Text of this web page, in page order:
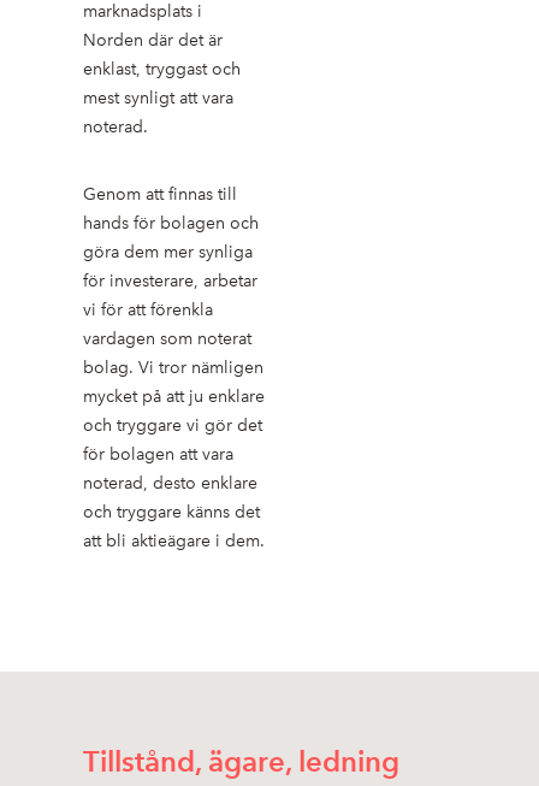
marknadsplats i
Norden där det är
enklast, tryggast och
mest synligt att vara
noterad.
Genom att finnas till
hands för bolagen och
göra dem mer synliga
för investerare, arbetar
vi för att förenkla
vardagen som noterat
bolag. Vi tror nämligen
mycket på att ju enklare
och tryggare vi gör det
för bolagen att vara
noterad, desto enklare
och tryggare känns det
att bli aktieägare i dem.
Tillstånd, ägare, ledning